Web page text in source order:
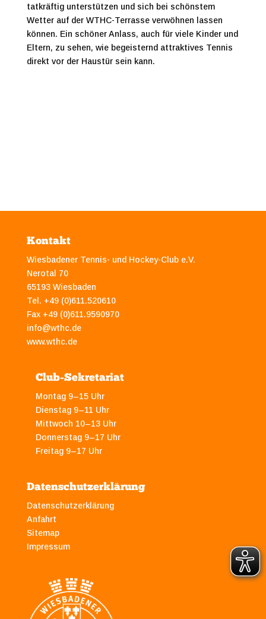
tatkräftig unterstützen und sich bei schönstem
Wetter auf der WTHC-Terrasse verwöhnen lassen
können. Ein schöner Anlass, auch für viele Kinder und
Eltern, zu sehen, wie begeisternd attraktives Tennis
direkt vor der Haustür sein kann.
Kontakt
Wiesbadener Tennis- und Hockey-Club e.V.
Nerotal 70
65193 Wiesbaden
Tel. +49 (0)611.520610
Fax +49 (0)611.9590970
info@wthc.de
www.wthc.de
Club-Sekretariat
Montag 9–15 Uhr
Dienstag 9–11 Uhr
Mittwoch 10–13 Uhr
Donnerstag 9–17 Uhr
Freitag 9–17 Uhr
Datenschutzerklärung
Datenschutzerklärung
Anfahrt
Sitemap
Impressum